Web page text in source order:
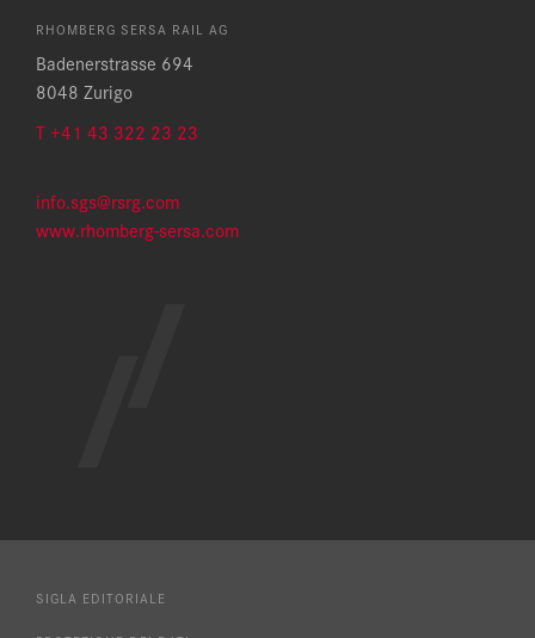
RHOMBERG SERSA RAIL AG
Badenerstrasse 694
8048 Zurigo
T +41 43 322 23 23
info.sgs@rsrg.com
www.rhomberg-sersa.com
SIGLA EDITORIALE